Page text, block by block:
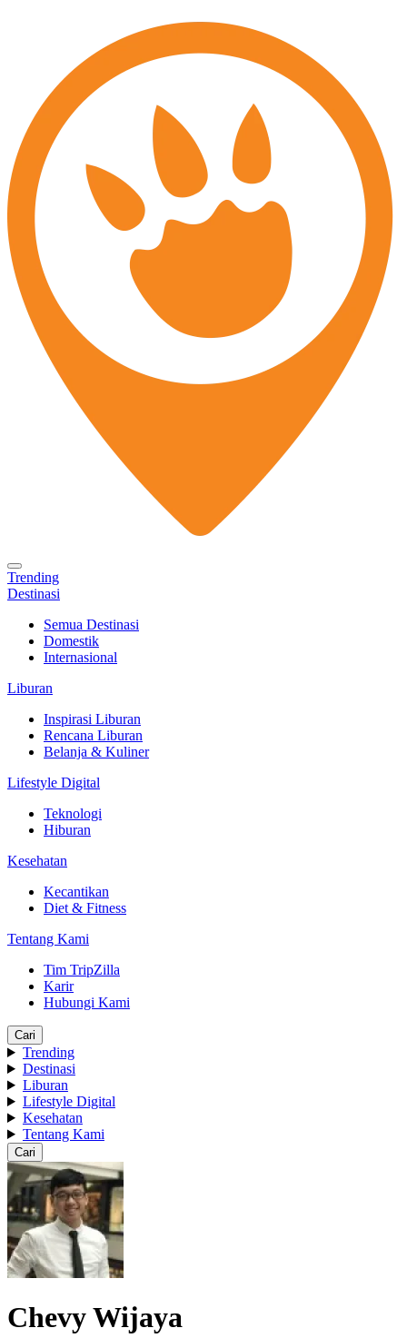
Trending
Destinasi
Semua Destinasi
Domestik
Internasional
Liburan
Inspirasi Liburan
Rencana Liburan
Belanja & Kuliner
Lifestyle Digital
Teknologi
Hiburan
Kesehatan
Kecantikan
Diet & Fitness
Tentang Kami
Tim TripZilla
Karir
Hubungi Kami
Cari
Trending
Destinasi
Liburan
Lifestyle Digital
Kesehatan
Tentang Kami
Cari
Chevy Wijaya